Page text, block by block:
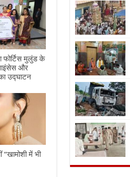
फोर्टिस मुलुंड के
और
उद्घाटन
“खामोशी में भी